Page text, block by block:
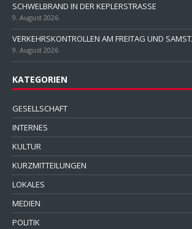
SCHWELBRAND IN DER KEPLERSTRASSE
9. August 2026
VERKEHRSKONTROLLEN AM FREITAG UND
9. August 2026
KATEGORIEN
GESELLSCHAFT
INTERNES
KULTUR
KURZMITTEILUNGEN
LOKALES
MEDIEN
POLITIK